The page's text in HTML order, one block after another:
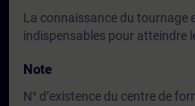
La connaissance du tournage
indispensables pour atteindre
Note
N° d’existence du centre de